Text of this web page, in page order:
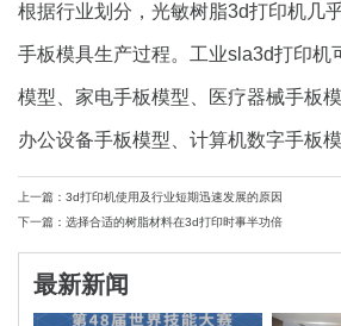
根据行业划分，光敏树脂3d打印机几
手板模具生产过程。工业sla3d打印机
模型、家电手板模型、医疗器械手板
办公设备手板模型、计算机数字手板模
上一篇：3d打印机使用及行业短期迅速发展的原因
下一篇：选择合适的树脂材料在3d打印时事半功倍
最新新闻